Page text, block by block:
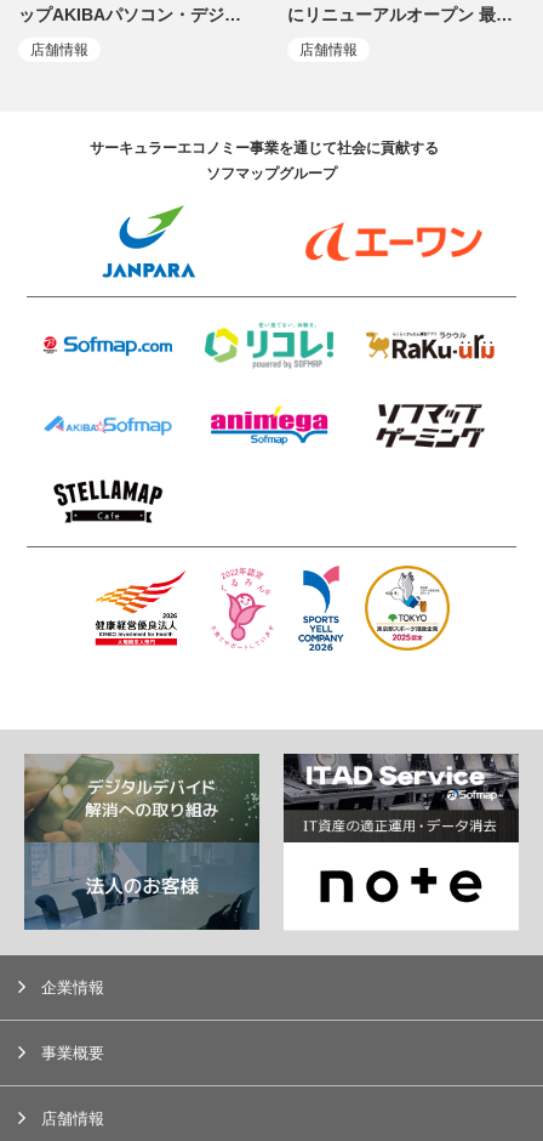
ップAKIBAパソコン・デジ…
店舗情報
にリニューアルオープン 最…
店舗情報
サーキュラーエコノミー事業を通じて社会に貢献する
ソフマップグループ
企業情報
事業概要
店舗情報